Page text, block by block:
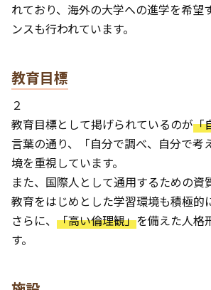
れており、海外の大学への進学を希望
ンスも行われています。
教育目標
２
教育目標として掲げられているのが「
言葉の通り、「自分で調べ、自分で考
境を重視しています。
また、国際人として通用するための資
教育をはじめとした学習環境も積極的
さらに、 「高い倫理観」を備えた人格
す。